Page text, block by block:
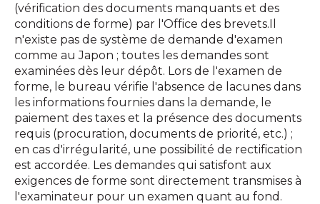
(vérification des documents manquants et des
conditions de forme) par l'Office des brevets.Il
n'existe pas de système de demande d'examen
comme au Japon ; toutes les demandes sont
examinées dès leur dépôt. Lors de l'examen de
forme, le bureau vérifie l'absence de lacunes dans
les informations fournies dans la demande, le
paiement des taxes et la présence des documents
requis (procuration, documents de priorité, etc.) ;
en cas d'irrégularité, une possibilité de rectification
est accordée. Les demandes qui satisfont aux
exigences de forme sont directement transmises à
l'examinateur pour un examen quant au fond.